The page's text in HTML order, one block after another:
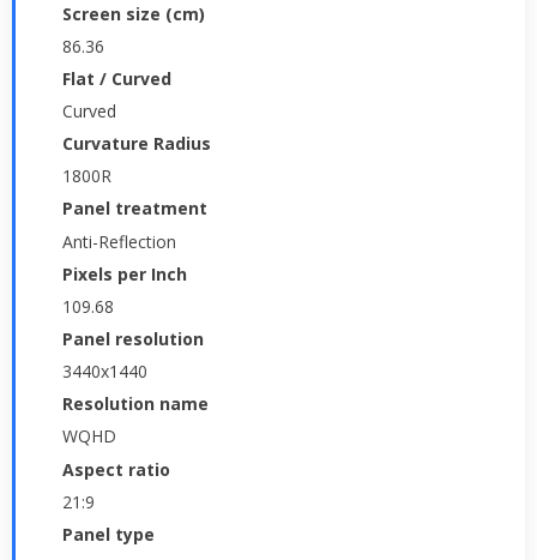
Screen size (cm)
86.36
Flat / Curved
Curved
Curvature Radius
1800R
Panel treatment
Anti-Reflection
Pixels per Inch
109.68
Panel resolution
3440x1440
Resolution name
WQHD
Aspect ratio
21:9
Panel type